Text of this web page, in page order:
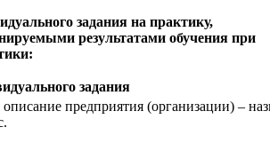
задания на практику,
результатами обучения при
задания
предприятия (организации) –